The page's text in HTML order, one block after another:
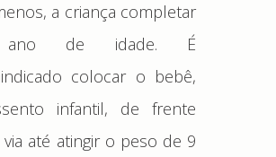
a criança completar
de idade. É
colocar o bebê,
infantil, de frente
via até atingir o peso de 9